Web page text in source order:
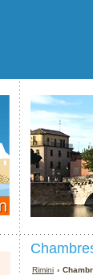
Rimini ›